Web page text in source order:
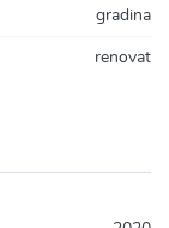
gradina
renovat